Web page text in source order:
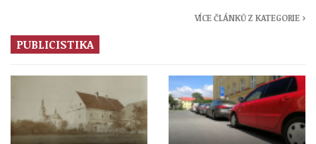
VÍCE ČLÁNKŮ Z KATEGORIE ›
PUBLICISTIKA